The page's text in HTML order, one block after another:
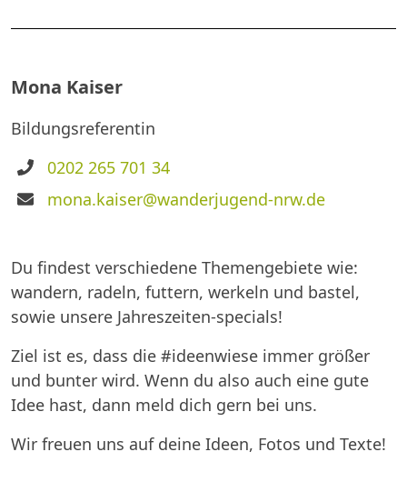
Mona Kaiser
Bildungsreferentin
Telefon
0202 265 701 34
E-
mona.kaiser@wanderjugend-nrw.de
Du findest verschiedene Themengebiete wie:
wandern, radeln, futtern, werkeln und bastel,
sowie unsere Jahreszeiten-specials!
Ziel ist es, dass die #ideenwiese immer größer
und bunter wird. Wenn du also auch eine gute
Idee hast, dann meld dich gern bei uns.
Wir freuen uns auf deine Ideen, Fotos und Texte!